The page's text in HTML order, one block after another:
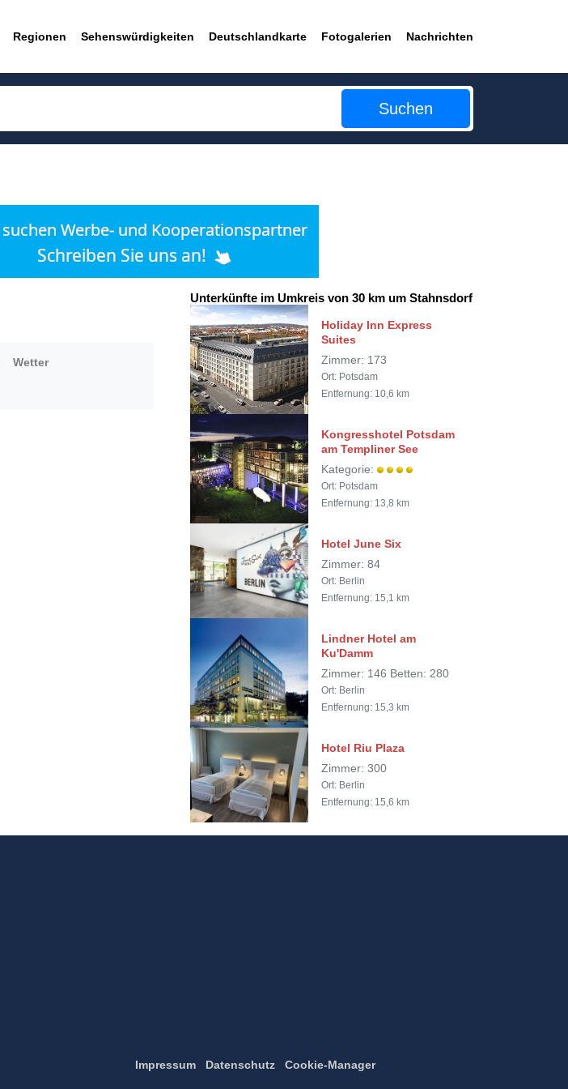
Regionen Sehenswürdigkeiten Deutschlandkarte Fotogalerien Nachrichten
Suchen
Wetter
Unterkünfte im Umkreis von 30 km um Stahnsdorf
Holiday Inn Express
Suites
Zimmer: 173
Ort: Potsdam
Entfernung: 10,6 km
Kongresshotel Potsdam
am Templiner See
Kategorie:
Ort: Potsdam
Entfernung: 13,8 km
Hotel June Six
Zimmer: 84
Ort: Berlin
Entfernung: 15,1 km
Lindner Hotel am
Ku'Damm
Zimmer: 146 Betten: 280
Ort: Berlin
Entfernung: 15,3 km
Hotel Riu Plaza
Zimmer: 300
Ort: Berlin
Entfernung: 15,6 km
Impressum Datenschutz Cookie-Manager